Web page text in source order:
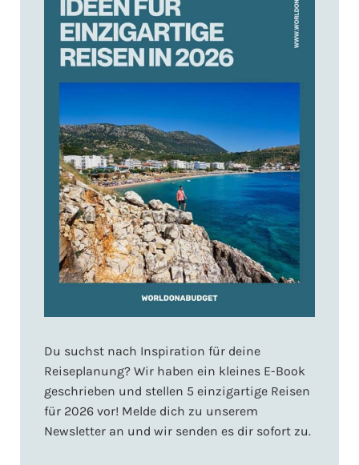
Du suchst nach Inspiration für deine
Reiseplanung? Wir haben ein kleines E-Book
geschrieben und stellen 5 einzigartige Reisen
für 2026 vor! Melde dich zu unserem
Newsletter an und wir senden es dir sofort zu.